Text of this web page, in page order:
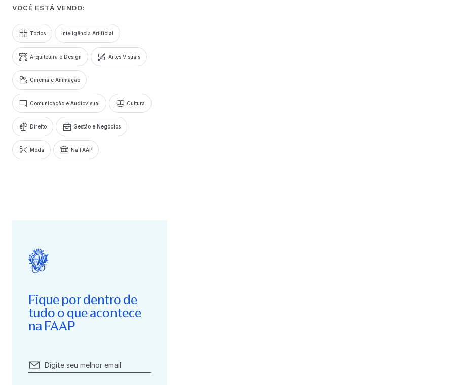
VOCÊ ESTÁ VENDO:
Todos Inteligência Artificial
Arquitetura e Design Artes Visuais
Cinema e Animação
Comunicação e Audiovisual Cultura
Direito Gestão e Negócios
Moda Na FAAP
Fique por dentro de
tudo o que acontece
na FAAP